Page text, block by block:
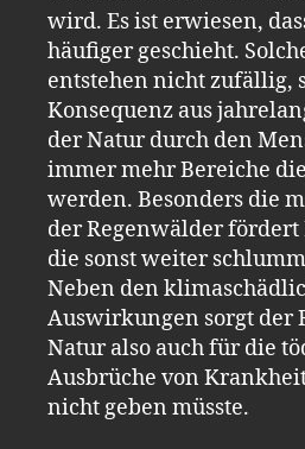
wird. Es ist erwiesen,
häufiger geschieht.
entstehen nicht zufällig,
Konsequenz aus
der Natur durch den
immer mehr Bereiche
werden. Besonders die
der Regenwälder fördert
die sonst weiter
Neben den
Auswirkungen sorgt der
Natur also auch für die
Ausbrüche von
nicht geben müsste.